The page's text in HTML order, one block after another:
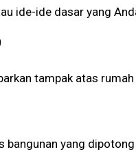
ide-ide dasar yang
tampak atas
bangunan yang